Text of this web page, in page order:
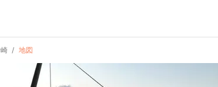
地図